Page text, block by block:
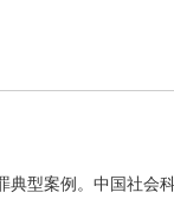
典型案例。中国社会